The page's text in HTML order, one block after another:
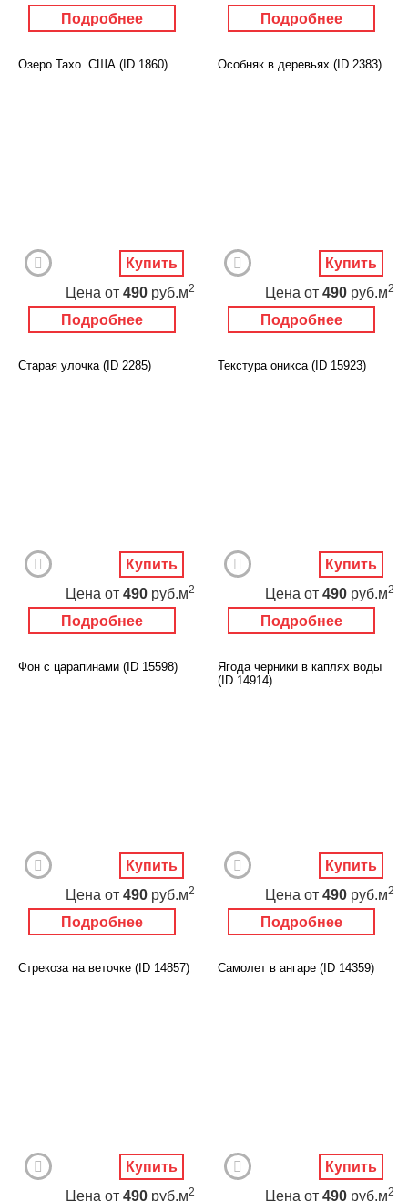
Подробнее Подробнее
Озеро Тахо. США (ID 1860)
Подробнее
Цена от 490 руб.м2
Купить
Особняк в деревьях (ID 2383)
Подробнее
Цена от 490 руб.м2
Купить
Старая улочка (ID 2285)
Подробнее
Цена от 490 руб.м2
Купить
Текстура оникса (ID 15923)
Подробнее
Цена от 490 руб.м2
Купить
Фон с царапинами (ID 15598)
Подробнее
Цена от 490 руб.м2
Купить
Ягода черники в каплях воды
(ID 14914)
Подробнее
Цена от 490 руб.м2
Купить
Стрекоза на веточке (ID 14857)
Цена от 490 руб.м2
Купить
Самолет в ангаре (ID 14359)
Цена от 490 руб.м2
Купить